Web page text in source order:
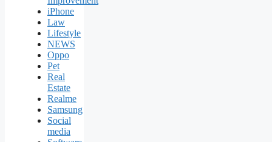
iPhone
Law
Lifestyle
NEWS
Oppo
Pet
Real
Estate
Realme
Samsung
Social
media